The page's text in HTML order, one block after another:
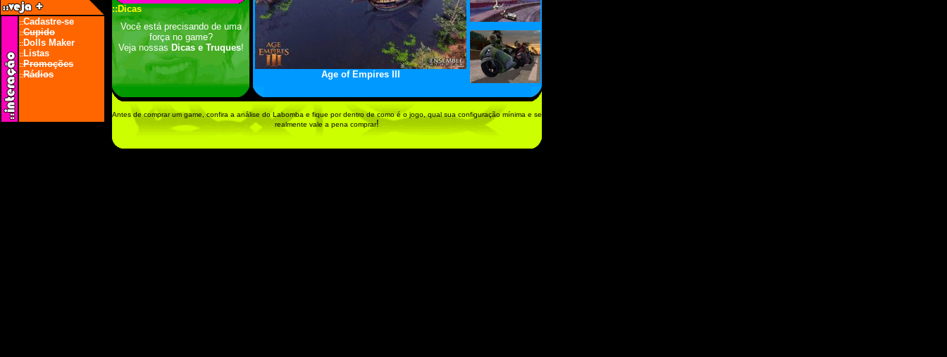
::Cadastre-se
::Cupido
::Dolls Maker
::Listas
::Promoções
::Rádios Age of Empires III
::Dicas
Você está precisando de uma
força no game?
Veja nossas Dicas e Truques!
Antes de comprar um game, confira a análise do Labomba e fique por dentro de como é o jogo, qual sua configuração mínima e se
realmente vale a pena comprar!